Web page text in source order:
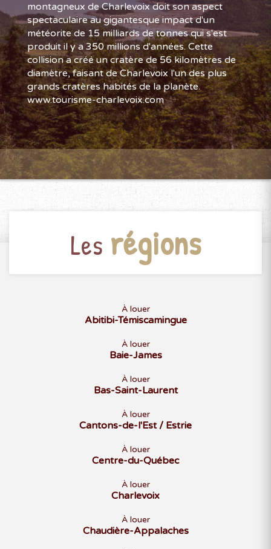
montagneux de Charlevoix doit son aspect
spectaculaire au gigantesque impact d'un
météorite de 15 milliards de tonnes qui s'est
produit il y a 350 millions d'années. Cette
collision a créé un cratère de 56 kilomètres de
diamètre, faisant de Charlevoix l'un des plus
grands cratères habités de la planète.
www.tourisme-charlevoix.com
Les régions
À louer
Abitibi-Témiscamingue
À louer
Baie-James
À louer
Bas-Saint-Laurent
À louer
Cantons-de-l'Est / Estrie
À louer
Centre-du-Québec
À louer
Charlevoix
À louer
Chaudière-Appalaches